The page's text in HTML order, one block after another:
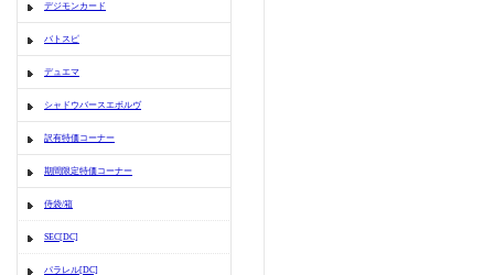
デジモンカード
バトスピ
デュエマ
シャドウバースエボルヴ
訳有特価コーナー
期間限定特価コーナー
侍袋/箱
SEC[DC]
パラレル[DC]